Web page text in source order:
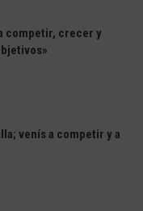
competir, crecer y
venís a competir y a